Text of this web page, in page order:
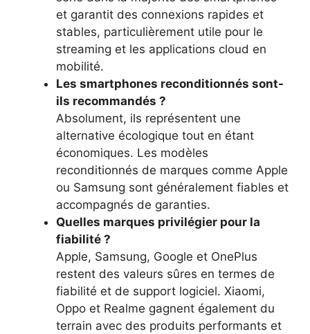
et garantit des connexions rapides et
stables, particulièrement utile pour le
streaming et les applications cloud en
mobilité.
Les smartphones reconditionnés sont-
ils recommandés ?
Absolument, ils représentent une
alternative écologique tout en étant
économiques. Les modèles
reconditionnés de marques comme Apple
ou Samsung sont généralement fiables et
accompagnés de garanties.
Quelles marques privilégier pour la
fiabilité ?
Apple, Samsung, Google et OnePlus
restent des valeurs sûres en termes de
fiabilité et de support logiciel. Xiaomi,
Oppo et Realme gagnent également du
terrain avec des produits performants et